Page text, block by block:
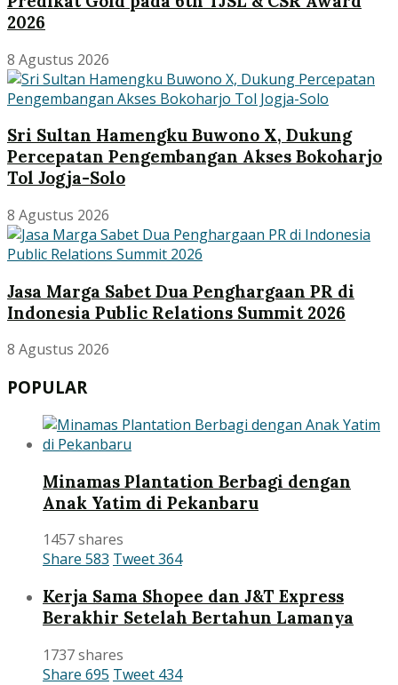
2026
8 Agustus 2026
Sri Sultan Hamengku Buwono X, Dukung
Percepatan Pengembangan Akses Bokoharjo
Tol Jogja-Solo
8 Agustus 2026
Jasa Marga Sabet Dua Penghargaan PR di
Indonesia Public Relations Summit 2026
8 Agustus 2026
POPULAR
Minamas Plantation Berbagi dengan
Anak Yatim di Pekanbaru
1457 shares
Share 583 Tweet364
Kerja Sama Shopee dan J&T Express
Berakhir Setelah Bertahun Lamanya
1737 shares
Share 695 Tweet 434